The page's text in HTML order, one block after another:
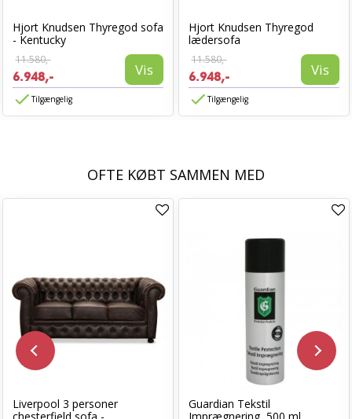
Hjort Knudsen Thyregod sofa
- Kentucky
11.580,-
6.948,- Vis
Tilgængelig
Hjort Knudsen Thyregod
lædersofa
11.580,-
6.948,- Vis
Tilgængelig
OFTE KØBT SAMMEN MED
Liverpool 3 personer
Guardian Tekstil